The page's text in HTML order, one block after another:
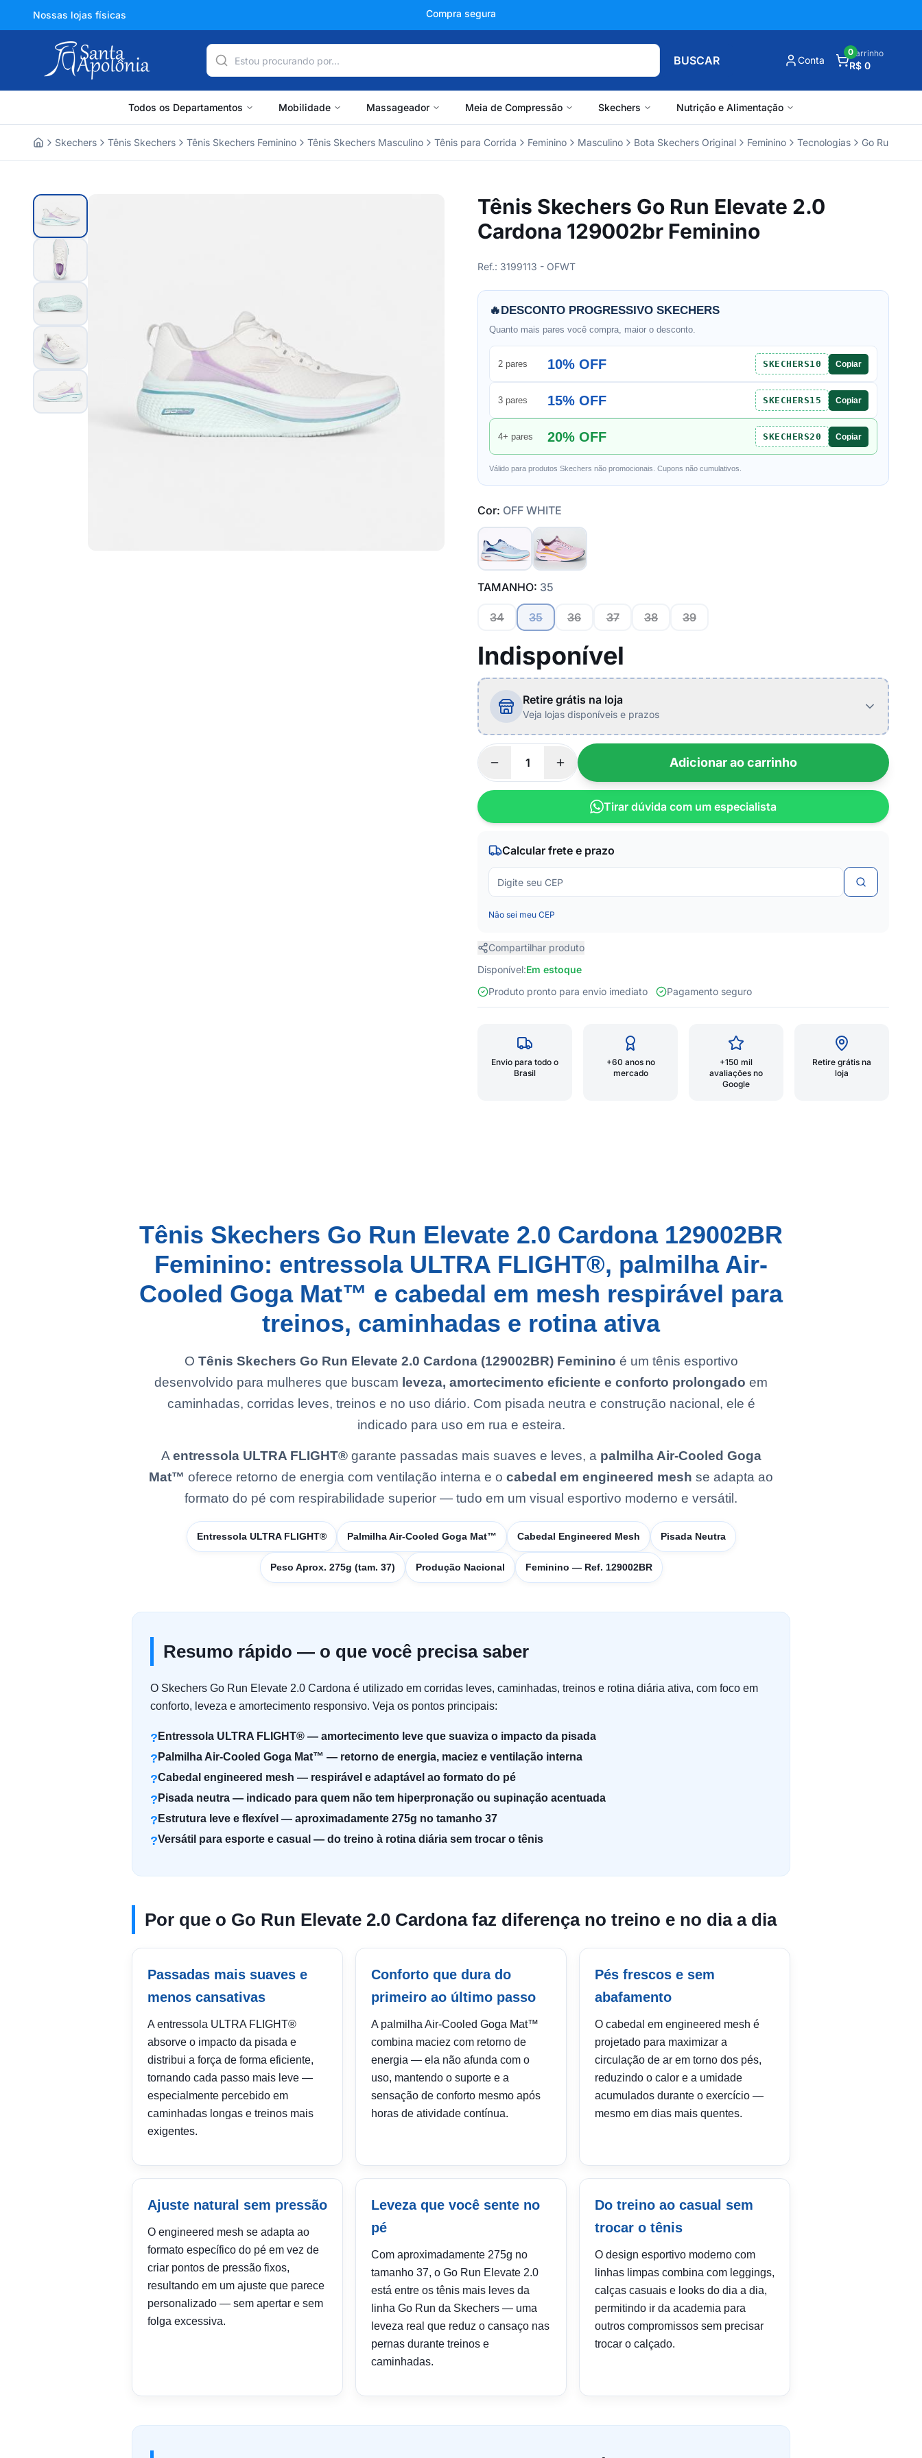
Nossas lojas físicas +150 mil avaliações
BUSCAR Conta
Carrinho
R$ 0
0
Todos os Departamentos Mobilidade Massageador Meia de Compressão Skechers Nutrição e Alimentação
Skechers Tênis Skechers Tênis Skechers Feminino Tênis Skechers Masculino Tênis para Corrida Feminino Masculino Bota Skechers Original Feminino Tecnologias Go Run
Tênis Skechers Go Run Elevate 2.0
Cardona 129002br Feminino
Ref.: 3199113 - OFWT
🔥DESCONTO PROGRESSIVO SKECHERS
Quanto mais pares você compra, maior o desconto.
2 pares 10% OFF SKECHERS10 Copiar
3 pares 15% OFF SKECHERS15 Copiar
4+ pares 20% OFF SKECHERS20 Copiar
Válido para produtos Skechers não promocionais. Cupons não cumulativos.
Cor: OFF WHITE
TAMANHO: 35
34 35 36 37 38 39
Indisponível
Retire grátis na loja
Veja lojas disponíveis e prazos
Adicionar ao carrinho
Tirar dúvida com um especialista
Calcular frete e prazo
Não sei meu CEP
Compartilhar produto
Disponível:Em estoque
Produto pronto para envio imediato
Pagamento seguro
Envio para todo o
Brasil
+60 anos no
mercado
+150 mil
avaliações no
Google
Retire grátis na
loja
Tênis Skechers Go Run Elevate 2.0 Cardona 129002BR
Feminino: entressola ULTRA FLIGHT®, palmilha Air-
Cooled Goga Mat™ e cabedal em mesh respirável para
treinos, caminhadas e rotina ativa
O Tênis Skechers Go Run Elevate 2.0 Cardona (129002BR) Feminino é um tênis esportivo
desenvolvido para mulheres que buscam leveza, amortecimento eficiente e conforto prolongado em
caminhadas, corridas leves, treinos e no uso diário. Com pisada neutra e construção nacional, ele é
indicado para uso em rua e esteira.
A entressola ULTRA FLIGHT®garante passadas mais suaves e leves, a palmilha Air-Cooled Goga
Mat™ oferece retorno de energia com ventilação interna e o cabedal em engineered mesh se adapta ao
formato do pé com respirabilidade superior — tudo em um visual esportivo moderno e versátil.
Entressola ULTRA FLIGHT® Palmilha Air-Cooled Goga Mat™ Cabedal Engineered Mesh Pisada Neutra
Peso Aprox. 275g (tam. 37) Produção Nacional Feminino — Ref. 129002BR
Resumo rápido — o que você precisa saber
O Skechers Go Run Elevate 2.0 Cardona é utilizado em corridas leves, caminhadas, treinos e rotina diária ativa, com foco em
conforto, leveza e amortecimento responsivo. Veja os pontos principais:
Entressola ULTRA FLIGHT® — amortecimento leve que suaviza o impacto da pisada
Palmilha Air-Cooled Goga Mat™ — retorno de energia, maciez e ventilação interna
Cabedal engineered mesh — respirável e adaptável ao formato do pé
Pisada neutra — indicado para quem não tem hiperpronação ou supinação acentuada
Estrutura leve e flexível — aproximadamente 275g no tamanho 37
Versátil para esporte e casual — do treino à rotina diária sem trocar o tênis
Por que o Go Run Elevate 2.0 Cardona faz diferença no treino e no dia a dia
Passadas mais suaves e
menos cansativas
A entressola ULTRA FLIGHT®
absorve o impacto da pisada e
distribui a força de forma eficiente,
tornando cada passo mais leve —
especialmente percebido em
caminhadas longas e treinos mais
exigentes.
Conforto que dura do
primeiro ao último passo
A palmilha Air-Cooled Goga Mat™
combina maciez com retorno de
energia — ela não afunda com o
uso, mantendo o suporte e a
sensação de conforto mesmo após
horas de atividade contínua.
Pés frescos e sem
abafamento
O cabedal em engineered mesh é
projetado para maximizar a
circulação de ar em torno dos pés,
reduzindo o calor e a umidade
acumulados durante o exercício —
mesmo em dias mais quentes.
Ajuste natural sem pressão
O engineered mesh se adapta ao
formato específico do pé em vez de
criar pontos de pressão fixos,
resultando em um ajuste que parece
personalizado — sem apertar e sem
folga excessiva.
Leveza que você sente no
pé
Com aproximadamente 275g no
tamanho 37, o Go Run Elevate 2.0
está entre os tênis mais leves da
linha Go Run da Skechers — uma
leveza real que reduz o cansaço nas
pernas durante treinos e
caminhadas.
Do treino ao casual sem
trocar o tênis
O design esportivo moderno com
linhas limpas combina com leggings,
calças casuais e looks do dia a dia,
permitindo ir da academia para
outros compromissos sem precisar
trocar o calçado.